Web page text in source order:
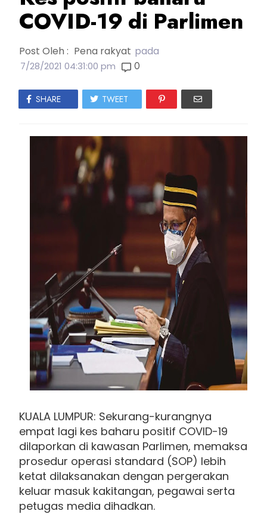
COVID-19 di Parlimen
Post Oleh : Pena rakyat pada
7/28/2021 04:31:00 pm 0
SHARE TWEET
KUALA LUMPUR: Sekurang-kurangnya
empat lagi kes baharu positif COVID-19
dilaporkan di kawasan Parlimen, memaksa
prosedur operasi standard (SOP) lebih
ketat dilaksanakan dengan pergerakan
keluar masuk kakitangan, pegawai serta
petugas media dihadkan.